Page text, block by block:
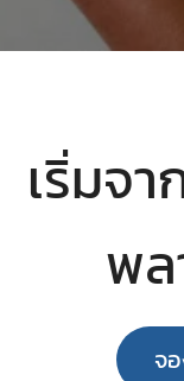
เริ่มจ
พล
จ